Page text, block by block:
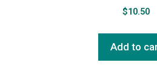
$10.50
Add to